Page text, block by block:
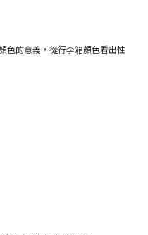
色的意義，從行李箱顏色看出性